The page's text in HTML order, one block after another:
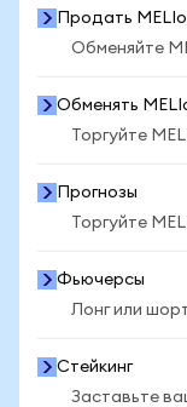
Продать
Обменяйте
Обменять
Торгуйте
Прогнозы
Торгуйте
Фьючерсы
Лонг или
Стейкинг
Заставьте